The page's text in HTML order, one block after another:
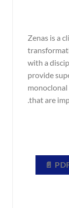
Zenas is a
with a
provide
that are